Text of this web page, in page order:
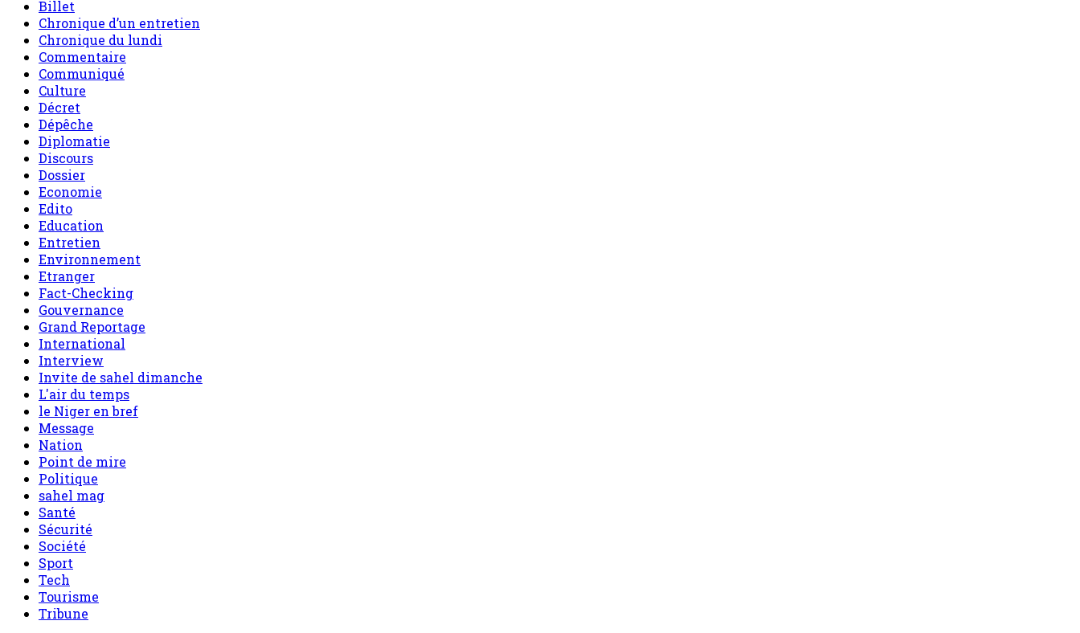
Billet
Chronique d’un entretien
Chronique du lundi
Commentaire
Communiqué
Culture
Décret
Dépêche
Diplomatie
Discours
Dossier
Economie
Edito
Education
Entretien
Environnement
Etranger
Fact-Checking
Gouvernance
Grand Reportage
International
Interview
Invite de sahel dimanche
L'air du temps
le Niger en bref
Message
Nation
Point de mire
Politique
sahel mag
Santé
Sécurité
Société
Sport
Tech
Tourisme
Tribune